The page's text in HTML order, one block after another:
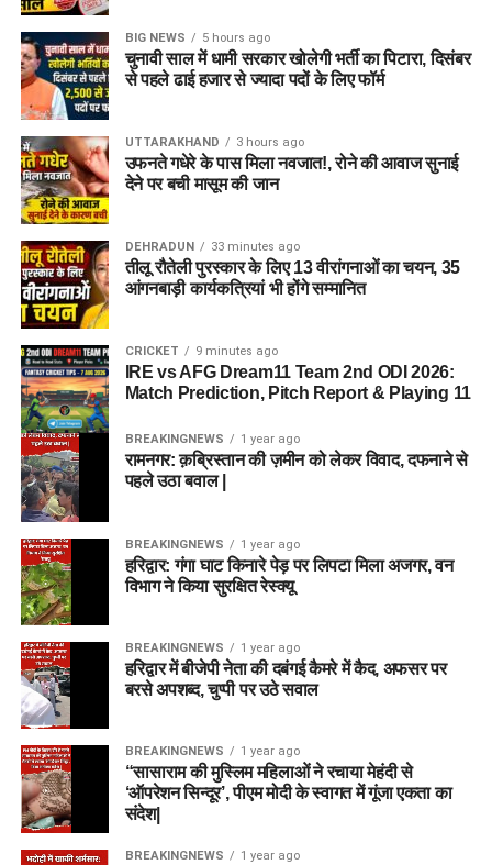
BIG NEWS 5 hours ago
चुनावी साल में धामी सरकार खोलेगी भर्ती का पिटारा, दिसंबर
से पहले ढाई हजार से ज्यादा पदों के लिए फॉर्म
UTTARAKHAND 3 hours ago
उफनते गधेरे के पास मिला नवजात!, रोने की आवाज सुनाई
देने पर बची मासूम की जान
DEHRADUN 33 minutes ago
तीलू रौतेली पुरस्कार के लिए 13 वीरांगनाओं का चयन, 35
आंगनबाड़ी कार्यकत्रियां भी होंगे सम्मानित
CRICKET 9 minutes ago
IRE vs AFG Dream11 Team 2nd ODI 2026:
Match Prediction, Pitch Report & Playing 11
BREAKINGNEWS 1 year ago
रामनगर: क़ब्रिस्तान की ज़मीन को लेकर विवाद, दफनाने से
पहले उठा बवाल |
BREAKINGNEWS 1 year ago
हरिद्वार: गंगा घाट किनारे पेड़ पर लिपटा मिला अजगर, वन
विभाग ने किया सुरक्षित रेस्क्यू
BREAKINGNEWS 1 year ago
हरिद्वार में बीजेपी नेता की दबंगई कैमरे में कैद, अफसर पर
बरसे अपशब्द, चुप्पी पर उठे सवाल
BREAKINGNEWS 1 year ago
“सासाराम की मुस्लिम महिलाओं ने रचाया मेहंदी से
‘ऑपरेशन सिन्दूर’, पीएम मोदी के स्वागत में गूंजा एकता का
संदेश|
BREAKINGNEWS 1 year ago